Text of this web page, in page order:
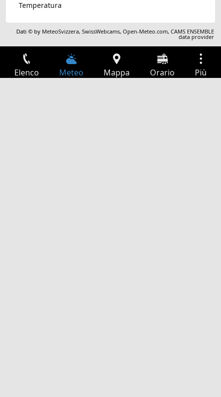
Temperatura
Dati © by MeteoSvizzera,SwissWebcams,Open-Meteo.com,CAMS ENSEMBLE
data provider
Elenco Meteo Mappa Orario Più